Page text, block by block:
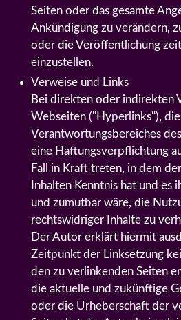
Seiten oder das gesamte
Ankündigung zu verändern,
oder die Veröffentlichung
einzustellen.
Verweise und Links
Bei direkten oder indirekten
Webseiten ("Hyperlinks"),
Verantwortungsbereiches
eine Haftungsverpflichtung
Fall in Kraft treten, in dem
Inhalten Kenntnis hat und es
und zumutbar wäre, die
rechtswidriger Inhalte zu
Der Autor erklärt hiermit
Zeitpunkt der Linksetzung
den zu verlinkenden Seiten
die aktuelle und zukünftige
oder die Urheberschaft der